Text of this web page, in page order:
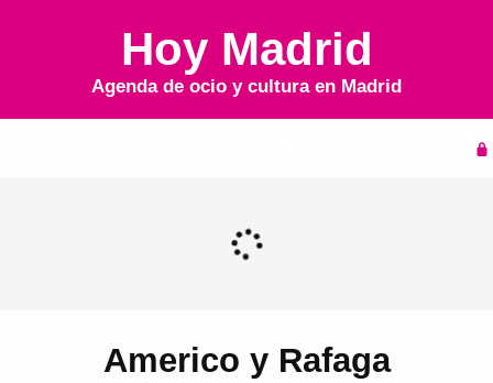
Hoy Madrid
Agenda de ocio y cultura en Madrid
Americo y Rafaga